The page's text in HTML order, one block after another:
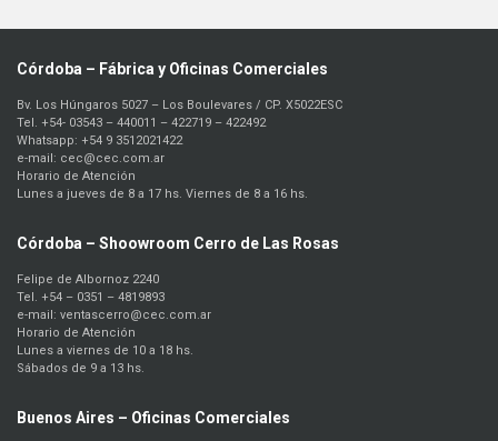
Córdoba – Fábrica y Oficinas Comerciales
Bv. Los Húngaros 5027 – Los Boulevares / CP. X5022ESC
Tel. +54- 03543 – 440011 – 422719 – 422492
Whatsapp: +54 9 3512021422
e-mail: cec@cec.com.ar
Horario de Atención
Lunes a jueves de 8 a 17 hs. Viernes de 8 a 16 hs.
Córdoba – Shoowroom Cerro de Las Rosas
Felipe de Albornoz 2240
Tel. +54 – 0351 – 4819893
e-mail: ventascerro@cec.com.ar
Horario de Atención
Lunes a viernes de 10 a 18 hs.
Sábados de 9 a 13 hs.
Buenos Aires – Oficinas Comerciales